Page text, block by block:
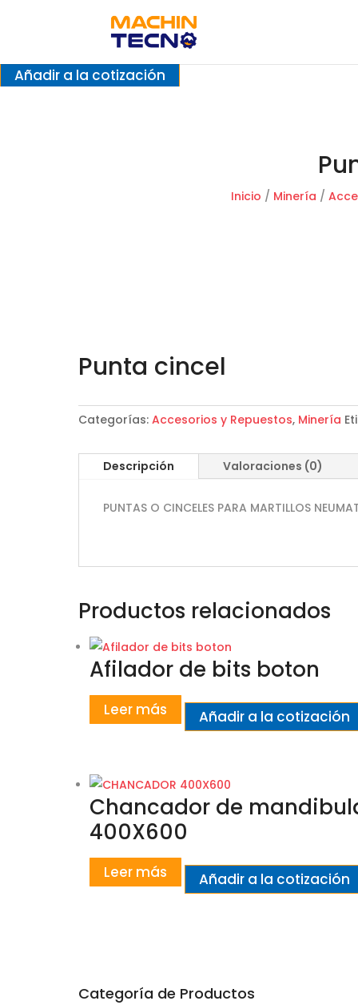
Añadir a la cotización
Inicio / Minería /
Punta cincel
Categorías: Accesorios y Repuestos, Minería
Descripción Valoraciones (0)
PUNTAS O CINCELES PARA MARTILLOS
Productos relacionados
Afilador de bits boton
Leer más Añadir a la cotización
Chancador de
400X600
Leer más Añadir a la cotización
Categoría de Productos